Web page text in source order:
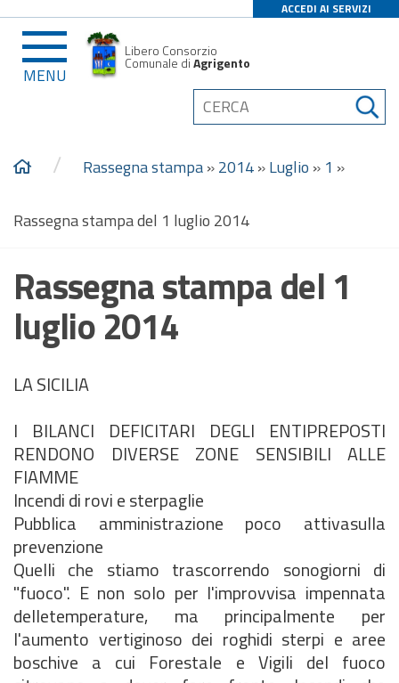
ACCEDI AI SERVIZI
MENU
Libero Consorzio
Comunale diAgrigento
/ Rassegna stampa»2014»Luglio » 1 »
Rassegna stampa del 1 luglio 2014
Rassegna stampa del 1
luglio 2014
LA SICILIA
I BILANCI DEFICITARI DEGLI ENTIPREPOSTI
RENDONO DIVERSE ZONE SENSIBILI ALLE
FIAMME
Incendi di rovi e sterpaglie
Pubblica amministrazione poco attivasulla
prevenzione
Quelli che stiamo trascorrendo sonogiorni di
"fuoco". E non solo per l'improvvisa impennata
delletemperature, ma principalmente per
l'aumento vertiginoso dei roghidi sterpi e aree
boschive a cui Forestale e Vigili del fuoco